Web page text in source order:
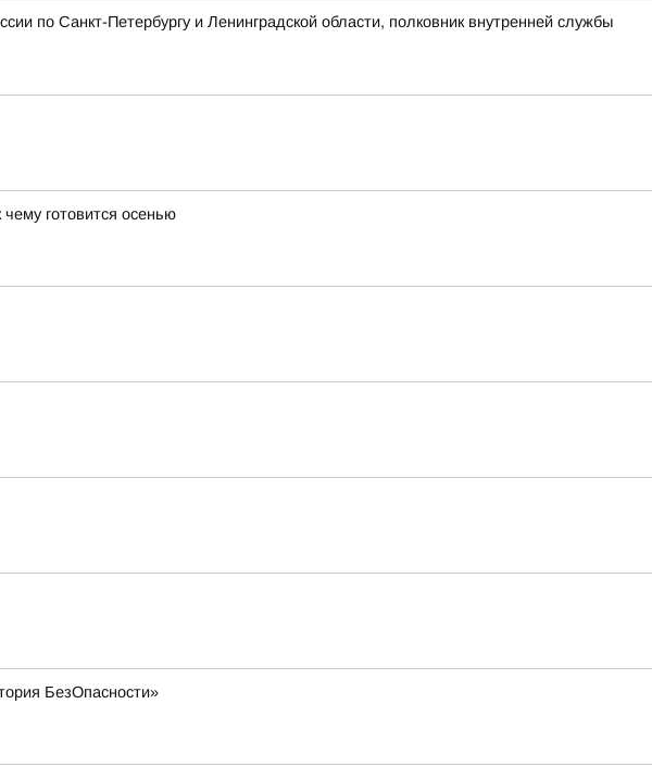
по Санкт-Петербургу и Ленинградской области, полковник внутренней службы
готовится осенью
БезОпасности»